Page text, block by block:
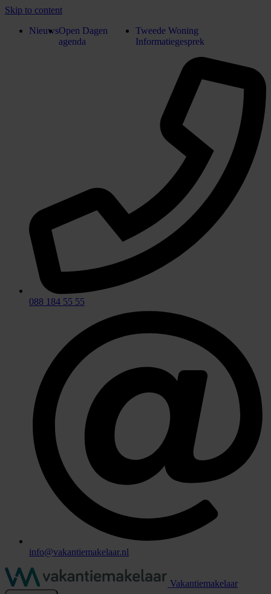
Skip to content
NieuwsOpen Dagen
agenda
Tweede Woning
Informatiegesprek
088 184 55 55
info@vakantiemakelaar.nl
Vakantiemakelaar